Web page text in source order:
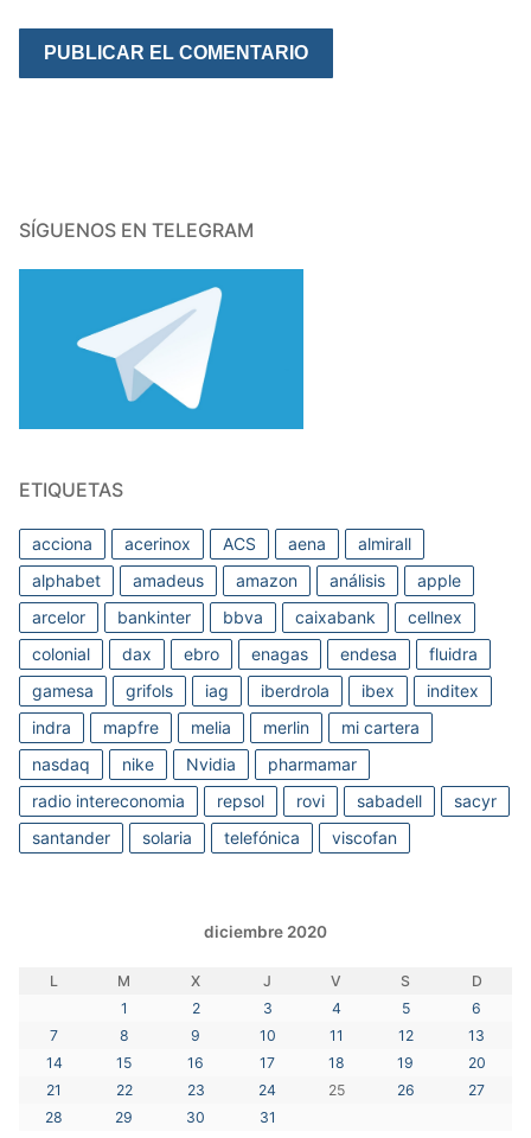
SÍGUENOS EN TELEGRAM
ETIQUETAS
acciona acerinox ACS aena
almirall
alphabet
amadeus amazon análisis
apple
arcelor
bankinter bbva caixabank
cellnex
colonial
dax ebro enagas endesa
fluidra
gamesa
grifols iag iberdrola ibex
inditex
indra
mapfre melia merlin
mi cartera
nasdaq
nike Nvidia
pharmamar
radio intereconomia
repsol rovi sabadell
sacyr
santander
solaria telefónica viscofan
diciembre 2020
L M X J V S
D
1
2 3 4 5
6
7
8 9 10 11 12
13
14
15 16 17 18 19
20
21
22 23 24 25 26
27
28
29 30 31